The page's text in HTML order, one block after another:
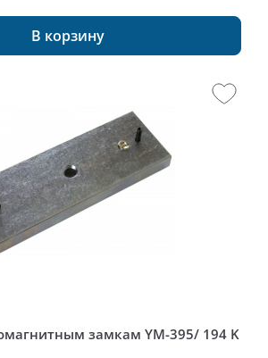
В корзину
замкам YM-395/ 194 K